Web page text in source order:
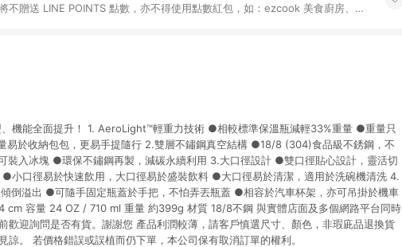
不贈送 LINE POINTS 點數，亦不得使用點數紅包，如：ezcook 美食廚房、樂
位、贈品與台灣樂天市場銷售網頁不符，以銷售網頁標示為準。 (6) 導購訂
市場保有更改條款與法律追訴之權利，活動詳情以樂天市場網站公告為準。
機能全面提升！ 1. AeroLight™輕重力技術 ●相較標準保溫瓶減輕33%重量 ●重量只
於收納包包，更易手提隨行 2.雙層不鏽鋼真空結構 ●18/8 (304)食品級不銹鋼，不
裝入冰塊 ●環保不鏽鋼再製，減碳永續利用 3.大口徑設計 ●雙口徑貼心設計，靈活切
小口徑易於快速飲用，大口徑易於盛裝飲料 ●大口徑易於清潔，適用於洗碗機清洗 4.
倒溢出 ●可隨手固定瓶蓋於手把，不怕弄丟瓶蓋 ●相容於汽車杯架，亦可吊掛於機車
cm 容量 24 OZ / 710 ml 重量 約399g 材質 18/8不鋼 與實體店面及多個網路平台同時
歡迎詢問是否有貨。謝謝您 產品利潤較薄，請客戶慎選尺寸、顏色，非瑕庛品退換貨
諒。 若價格錯誤或誤植而仍下單，本公司保有取消訂單的權利。